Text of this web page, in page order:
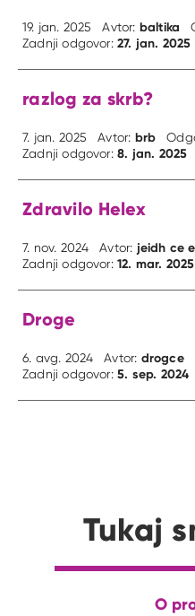
19. jan. 2025 Avtor: baltika
Zadnji odgovor:27. jan. 2025
razlog za skrb?
7. jan. 2025 Avtor: brb
Zadnji odgovor:8. jan. 2025
Zdravilo Helex
7. nov. 2024 Avtor: jeidh ce
Zadnji odgovor:12. mar. 2025
Droge
6. avg. 2024 Avtor: drogce
Zadnji odgovor:5. sep. 2024
Tukaj
O